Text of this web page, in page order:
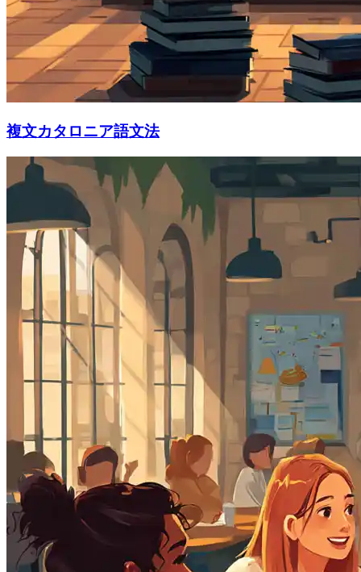
複文カタロニア語文法